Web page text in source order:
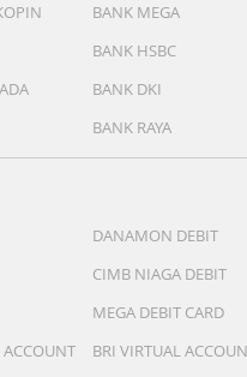
BANK MEGA
BANK HSBC
BANK DKI
BANK RAYA
DANAMON DEBIT
CIMB NIAGA DEBIT
MEGA DEBIT CARD
ACCOUNT
BRI VIRTUAL